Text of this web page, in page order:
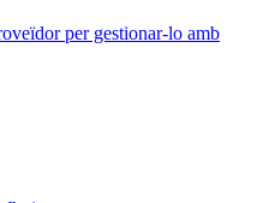
per gestionar-lo amb